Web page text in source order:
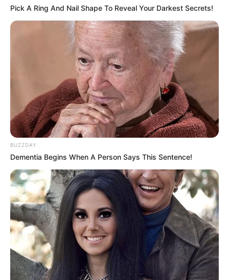
Pick A Ring And Nail Shape To Reveal Your Darkest Secrets!
BUZZDAY
Dementia Begins When A Person Says This Sentence!